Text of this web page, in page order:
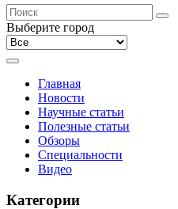
Выберите город
Главная
Новости
Научные статьи
Полезные статьи
Обзоры
Специальности
Видео
Категории